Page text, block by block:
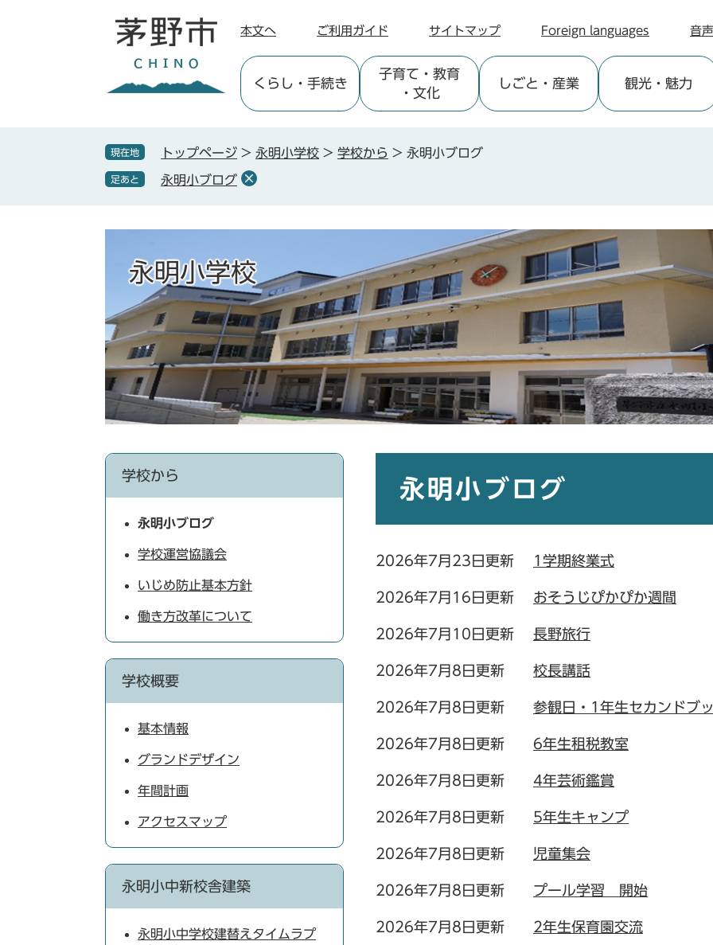
本文へ ご利用ガイド サイトマップ Foreign languages 音
くらし ・手続き
子育て ・教育
・文化
しごと ・産業 観光・魅力
現在地 トップページ > 永明小学校 > 学校から > 永明小ブログ
足あと 永明小ブログ
永明小学校
永明小ブログ
2026年7月23日更新 1学期終業式
2026年7月16日更新 おそうじぴかぴか週間
2026年7月10日更新 長野旅行
2026年7月8日更新 校長講話
2026年7月8日更新 参観日・1年生セカンドブ
2026年7月8日更新 6年生租税教室
2026年7月8日更新 4年芸術鑑賞
2026年7月8日更新 5年生キャンプ
2026年7月8日更新 児童集会
2026年7月8日更新 プール学習 開始
2026年7月8日更新 2年生保育園交流
学校から
永明小ブログ
学校運営協議会
いじめ防止基本方針
働き方改革について
学校概要
基本情報
グランドデザイン
年間計画
アクセスマップ
永明小中新校舎建築
永明小中学校建替えタイムラプ